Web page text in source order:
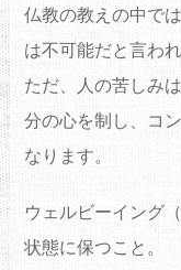
仏教の教えの中で
は不可能だと言われ
ただ、人の苦しみ
分の心を制し、コ
なります。
ウェルビーイング
状態に保つこと。